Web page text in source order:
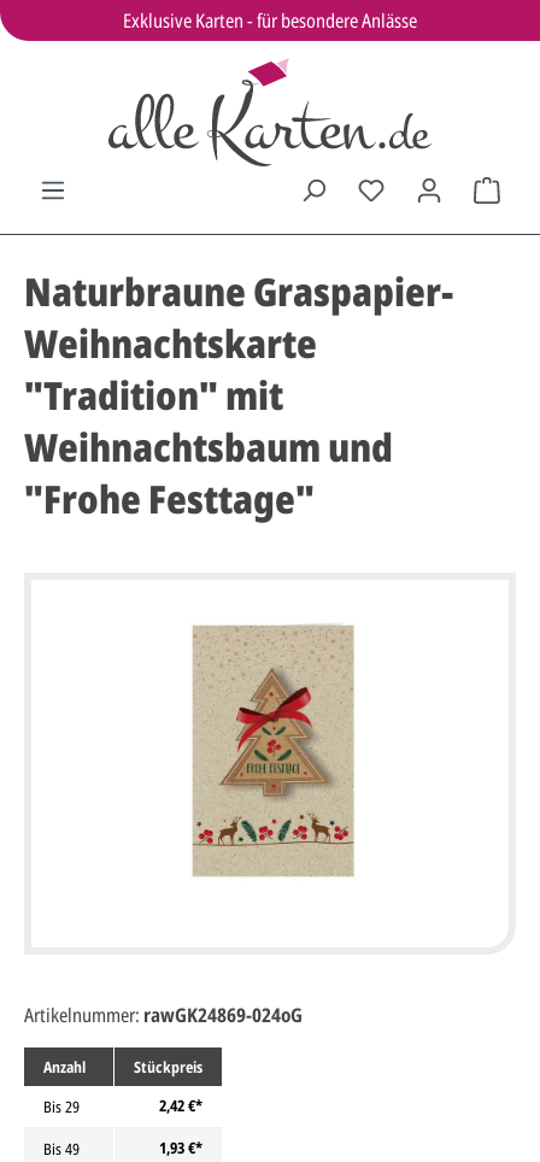
Exklusive Karten - für besondere Anlässe
Naturbraune Graspapier-
Weihnachtskarte
"Tradition" mit
Weihnachtsbaum und
"Frohe Festtage"
Anzahl
Stückpreis
Bis29
2,42 €*
Bis49
1,93 €*
Artikelnummer: rawGK24869-024oG